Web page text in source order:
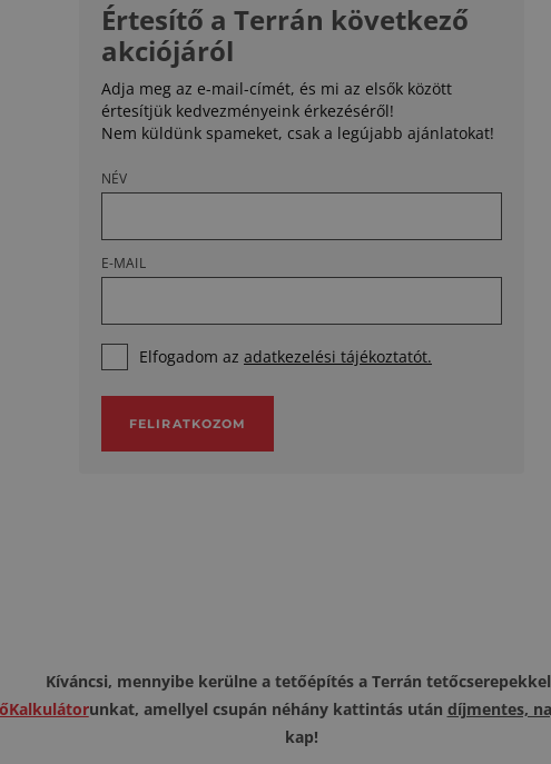
Értesítő a Terrán következő
akciójáról
Adja meg az e-mail-címét, és mi az elsők között
értesítjük kedvezményeink érkezéséről!
Nem küldünk spameket, csak a legújabb ajánlatokat!
NÉV
E-MAIL
Elfogadom az adatkezelési tájékoztatót.
FELIRATKOZOM
Kíváncsi, mennyibe kerülne a tetőépítés a Terrán
unkat, amellyel csupán néhány kattintás után díjmentes,
kap!